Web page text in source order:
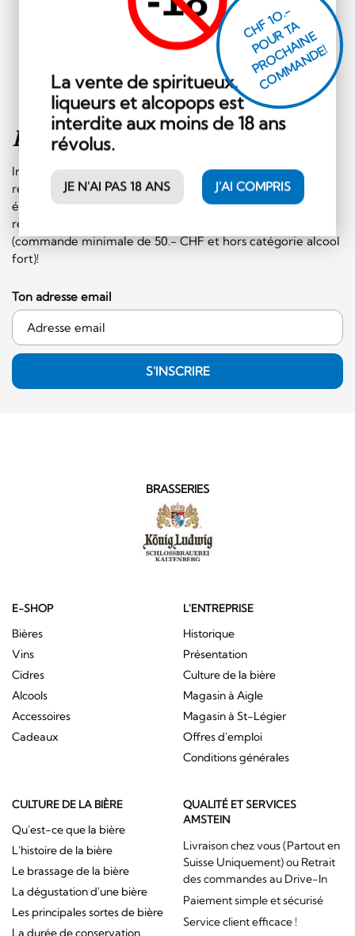
La vente de spiritueux,
liqueurs et alcopops est
interdite aux moins de 18 ans
révolus.
JE N'AI PAS 18 ANS J'AI COMPRIS
Inscription à lanewsletter
Inscrivez-vous sans plus tarder à notre newsletter et
recevez régulièrement les informations sur les
événements et les offres spéciales. En plus, vous
recevrez un bon de CHF 10.- à faire valoir sur le shop
(commande minimale de 50.- CHF et hors catégorie alcool
fort)!
CHF 1O.-
P
O
U
R
T
A
P
R
O
C
H
AI
N
E
C
O
M
M
A
N
D
E!
Ton adresse email
S'INSCRIRE
BRASSERIES
E-SHOP
Bières
Vins
Cidres
Alcools
Accessoires
Cadeaux
L'ENTREPRISE
Historique
Présentation
Culture de la bière
Magasin à Aigle
Magasin à St-Légier
Offres d'emploi
Conditions générales
CULTURE DE LA BIÈRE
Qu'est-ce que la bière
L'histoire de la bière
Le brassage de la bière
La dégustation d'une bière
Les principales sortes de bière
La durée de conservation
QUALITÉ ET SERVICES
AMSTEIN
Livraison chez vous (Partout en
Suisse Uniquement) ou Retrait
des commandes au Drive-In
Paiement simple et sécurisé
Service client efficace !